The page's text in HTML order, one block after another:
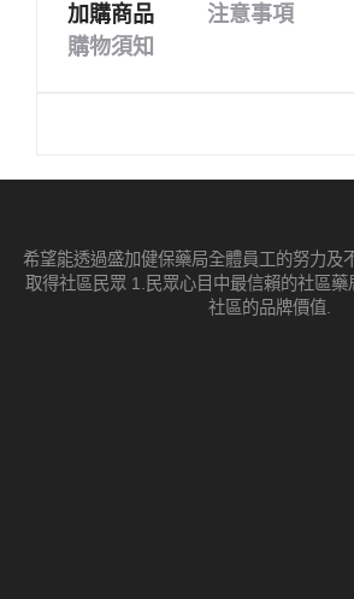
加購商品
注意事項
購物須知
希望能透過盛加健保藥局全體員工的努力及
取得社區民眾 1.民眾心目中最信賴的社區
社區的品牌價值.